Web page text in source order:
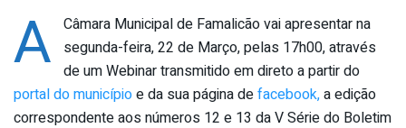
A Câmara Municipal de Famalicão vai apresentar na
segunda-feira, 22 de Março, pelas 17h00, através
de um Webinar transmitido em direto a partir do
portal do municípioe da sua página defacebook,a edição
correspondente aos números 12 e 13 da V Série do Boletim